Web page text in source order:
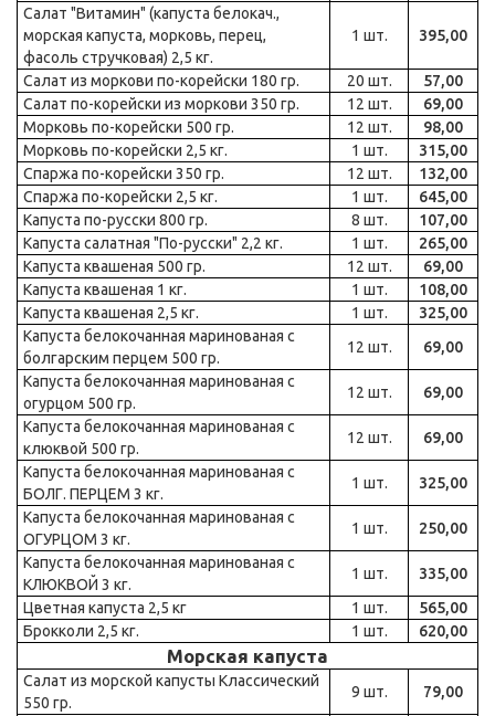
Салат "Витамин" (капуста белокач.,
морская капуста, морковь, перец,
фасоль стручковая) 2,5 кг.
1 шт. 395,00
Салат из моркови по-корейски 180 гр. 20 шт.
57,00
Салат по-корейски из моркови 350 гр.
12 шт.
69,00
Морковь по-корейски 500 гр.
12 шт.
98,00
Морковь по-корейски 2,5 кг.
1 шт.
315,00
Спаржа по-корейски 350 гр.
12 шт.
132,00
Спаржа по-корейски 2,5 кг.
1 шт.
645,00
Капуста по-русски 800 гр.
8 шт.
107,00
Капуста салатная "По-русски" 2,2 кг.
1 шт.
265,00
Капуста квашеная 500 гр.
12 шт.
69,00
Капуста квашеная 1 кг.
1 шт.
108,00
Капуста квашеная 2,5 кг.
1 шт.
325,00
Капуста белокочанная маринованая с
болгарским перцем 500 гр.
12 шт.
69,00
Капуста белокочанная маринованая с
огурцом 500 гр.
12 шт.
69,00
Капуста белокочанная маринованая с
клюквой 500 гр.
12 шт.
69,00
Капуста белокочанная маринованая с
БОЛГ. ПЕРЦЕМ 3 кг.
1 шт.
325,00
Капуста белокочанная маринованая с
ОГУРЦОМ 3 кг.
1 шт.
250,00
Капуста белокочанная маринованая с
КЛЮКВОЙ 3 кг.
1 шт.
335,00
Цветная капуста 2,5 кг
1 шт.
565,00
Брокколи 2,5 кг.
1 шт. 620,00
Морская капуста
Салат из морской капусты Классический
550 гр.
9 шт. 79,00